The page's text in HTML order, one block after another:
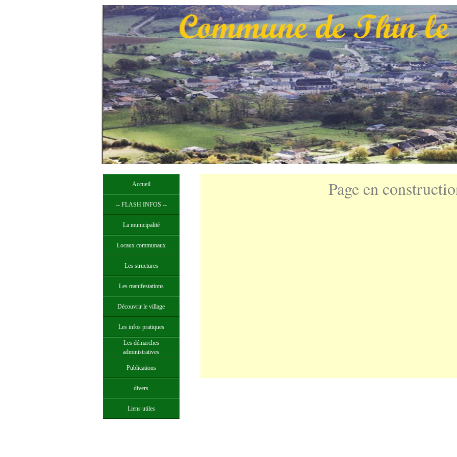
Accueil
-- FLASH INFOS --
La municipalité
Locaux communaux
Les structures
Les manifestations
Découvrir le village
Les infos pratiques
Les démarches
administratives
Publications
divers
Liens utiles
Page en